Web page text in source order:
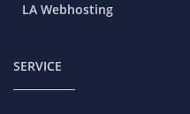
LA Webhosting
SERVICE